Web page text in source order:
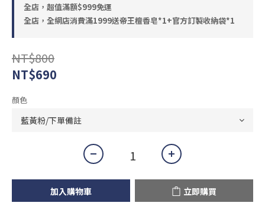
全店，超值滿額$999免運
全店，全網店消費滿1999送帝王檀香皂*1+官方訂製收納袋*1
NT$800
NT$690
顏色
加入購物車 立即購買